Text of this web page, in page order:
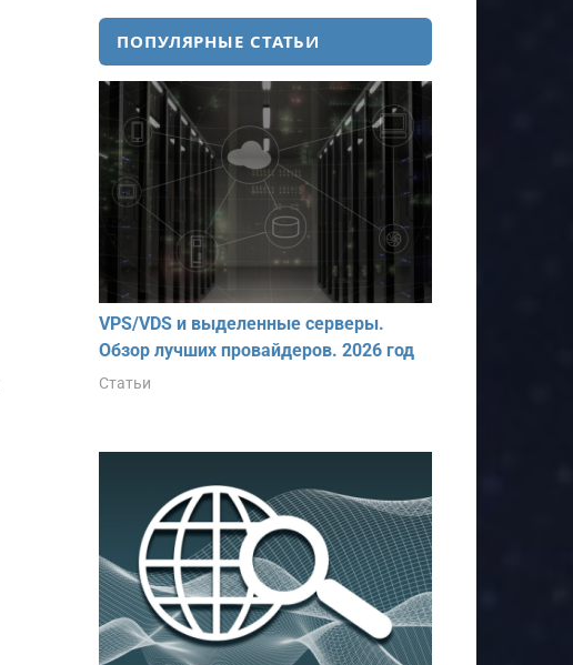
ПОПУЛЯРНЫЕ СТАТЬИ
VPS/VDS и выделенные серверы.
Обзор лучших провайдеров. 2026 год
Статьи